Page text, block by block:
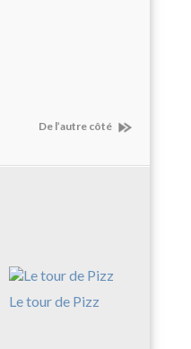
De l’autre côté
Le tour de Pizz